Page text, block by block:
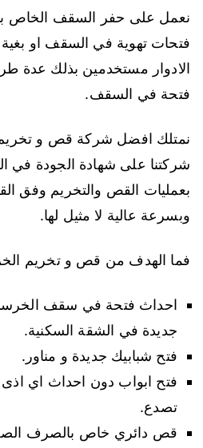
نعمل على حفر السقف الخاص
فتحات تهوية في السقف او
الادوار مستخدمين بذلك عدة
فتحة في السقف.
نمتلك افضل شركة قص و
شركتنا على شهادة الجودة في
بعمليات القص والتخريم وفق
وبسرعة عالية لا مثيل لها.
فما الهدف من قص و تخريم
احداث فتحة في سقف
جديدة في الشقة السكنية.
فتح شبابيك جديدة و مناور.
فتح ابواب دون احداث اي
تصدع.
قص دائري خاص بالصرف